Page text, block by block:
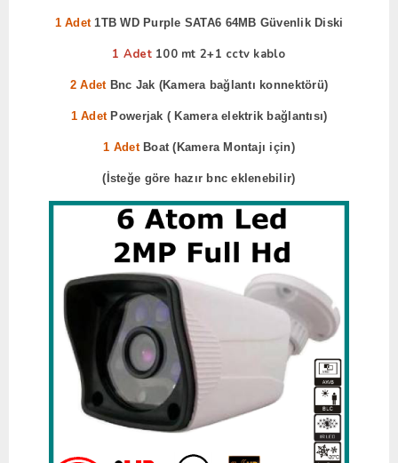
1 Adet1TB WD Purple SATA6 64MB Güvenlik Diski
1 Adet100 mt 2+1 cctv kablo
2 AdetBnc Jak (Kamera bağlantı konnektörü)
1 AdetPowerjak ( Kamera elektrik bağlantısı)
1 AdetBoat (Kamera Montajı için)
(İsteğe göre hazır bnc eklenebilir)